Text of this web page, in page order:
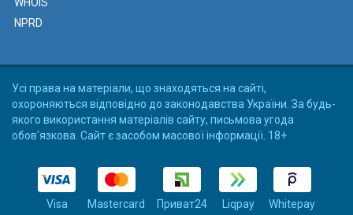
NPRD
Усі права на матеріали, що знаходяться на сайті,
охороняються відповідно до законодавства України. За будь-
якого використання матеріалів сайту, письмова угода
обов'язкова. Сайт є засобом масової інформації. 18+
Visa Mastercard Приват24 Liqpay Whitepay